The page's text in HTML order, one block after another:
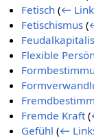
Fetisch (←
Fetischismus (
Flexible
Fremde Kraft (
Gefühl (←